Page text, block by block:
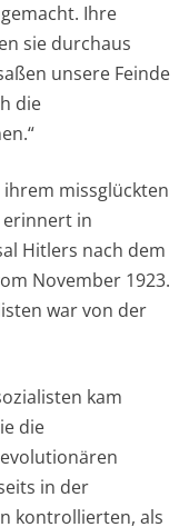
Ihre
sie durchaus
unsere Feinde
die
ihrem missglückten
erinnert in
Hitlers nach dem
November 1923.
war von der
kam
die
in der
kontrollierten, als